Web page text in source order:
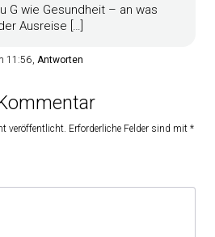
G wie Gesundheit – an was
Ausreise […]
11:56 Antworten
veröffentlicht. Erforderliche Felder sind mit *